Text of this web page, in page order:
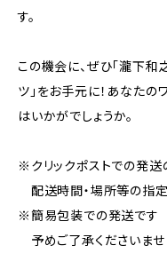
す。
この機会に、ぜひ「瀧下和
ツ」をお手元に！あなた
はいかがでしょうか。
※クリックポストでの発送
配送時間・場所等の指定
※簡易包装での発送です
予めご了承くださいませ